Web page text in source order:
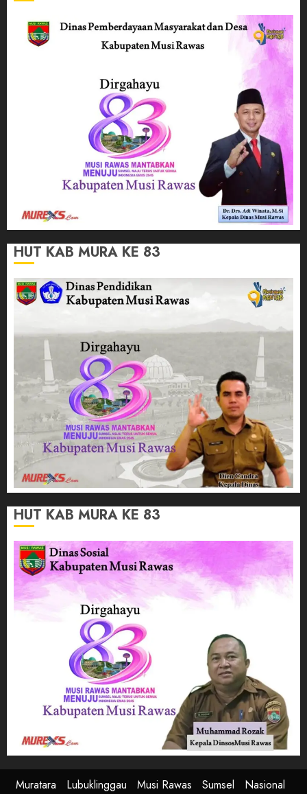
HUT KAB MURA KE 83
HUT KAB MURA KE 83
Muratara Lubuklinggau Musi Rawas Sumsel Nasional